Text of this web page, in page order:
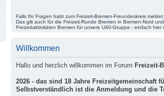
Falls Ihr Fragen habt zum Freizeit-Bremen-Freundeskreis
Das gilt auch für die Freizeit-Runde Bremen in Bremen-Nord und
Freizeitaktivitäten Bremen für unsere U40-Gruppe - einfach
Willkommen
Hallo und herzlich willkommen im Forum Freizeit-
2026 - das sind 18 Jahre Freizeitgemeinschaft
Selbstverständlich ist die Anmeldung und die